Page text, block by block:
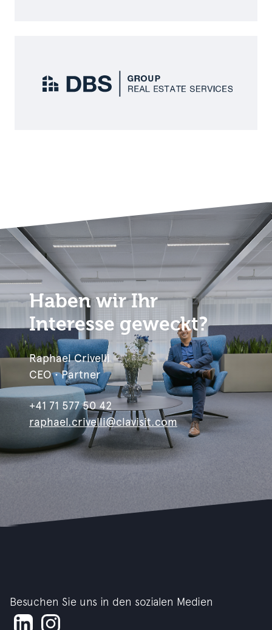
Haben wir Ihr
Interesse geweckt?
Raphael Crivelli
CEO • Partner
+41 71 577 50 42
raphael.crivelli@clavisit.com
Besuchen Sie uns in den sozialen Medien